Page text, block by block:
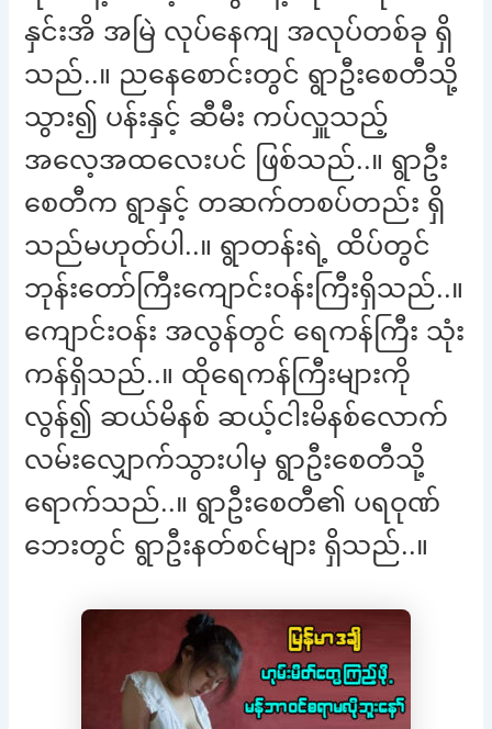
နှင်းအိ အမြဲ လုပ်နေကျ အလုပ်တစ်ခု ရှိ
သည်..။ ညနေစောင်းတွင် ရွာဦးစေတီသို့
သွား၍ ပန်းနှင့် ဆီမီး ကပ်လှူသည့်
အလေ့အထလေးပင် ဖြစ်သည်..။ ရွာဦး
စေတီက ရွာနှင့် တဆက်တစပ်တည်း ရှိ
သည်မဟုတ်ပါ..။ ရွာတန်းရဲ့ ထိပ်တွင်
ဘုန်းတော်ကြီးကျောင်းဝန်းကြီးရှိသည်..။
ကျောင်းဝန်း အလွန်တွင် ရေကန်ကြီး သုံး
ကန်ရှိသည်..။ ထိုရေကန်ကြီးများကို
လွန်၍ ဆယ်မိနစ် ဆယ့်ငါးမိနစ်လောက်
လမ်းလျှောက်သွားပါမှ ရွာဦးစေတီသို့
ရောက်သည်..။ ရွာဦးစေတီ၏ ပရဝုဏ်
ဘေးတွင် ရွာဦးနတ်စင်များ ရှိသည်..။